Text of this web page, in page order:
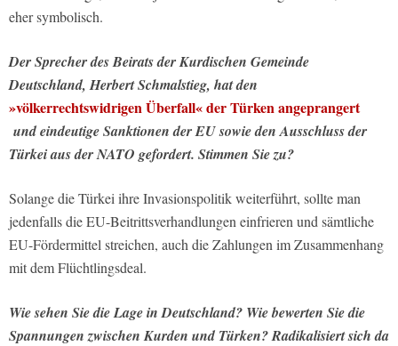
eher symbolisch.
Der Sprecher des Beirats der Kurdischen Gemeinde
Deutschland, Herbert Schmalstieg, hat den
»völkerrechtswidrigen Überfall« der Türken angeprangert
und eindeutige Sanktionen der EU sowie den Ausschluss der
Türkei aus der NATO gefordert. Stimmen Sie zu?
Solange die Türkei ihre Invasionspolitik weiterführt, sollte man
jedenfalls die EU-Beitrittsverhandlungen einfrieren und sämtliche
EU-Fördermittel streichen, auch die Zahlungen im Zusammenhang
mit dem Flüchtlingsdeal.
Wie sehen Sie die Lage in Deutschland? Wie bewerten Sie die
Spannungen zwischen Kurden und Türken? Radikalisiert sich da